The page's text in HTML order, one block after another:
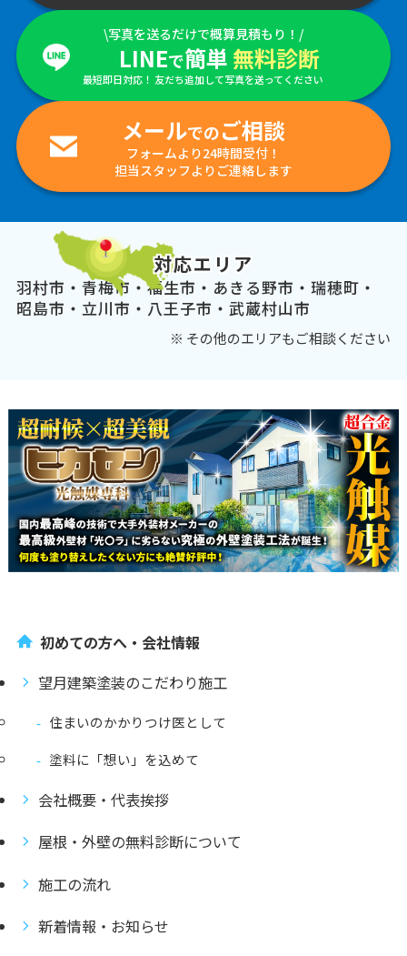
\写真を送るだけで概算見積もり！/
LINEで簡単 無料診断
最短即日対応！ 友だち追加して写真を送ってください
メールでのご相談
フォームより24時間受付！
担当スタッフよりご連絡します
対応エリア
羽村市・青梅市・福生市・あきる野市・瑞穂町・
昭島市・立川市・八王子市・武蔵村山市
※ その他のエリアもご相談ください
初めての方へ・会社情報
望月建築塗装のこだわり施工
住まいのかかりつけ医として
塗料に「想い」を込めて
会社概要・代表挨拶
屋根・外壁の無料診断について
施工の流れ
新着情報・お知らせ